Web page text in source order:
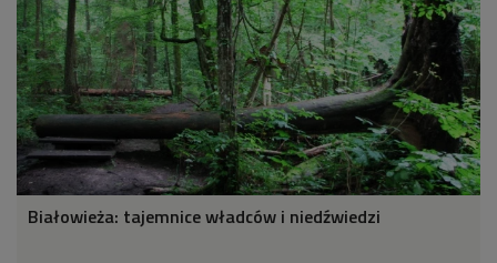
Białowieża: tajemnice władców i niedźwiedzi